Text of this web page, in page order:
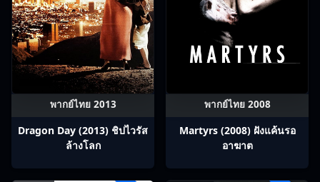
พากย์ไทย 2013
Dragon Day (2013) ชิปไวรัส
ล้างโลก
พากย์ไทย 2008
Martyrs (2008) ฝังแค้นรอ
อาฆาต